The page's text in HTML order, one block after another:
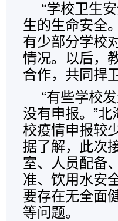
“学校卫生
生的生命安全
有少部分学校
情况。以后，
合作，共同捍
“有些学校
没有申报。”
校疫情申报较
据了解，此次
室、人员配备
准、饮用水安
要存在无全面
等问题。